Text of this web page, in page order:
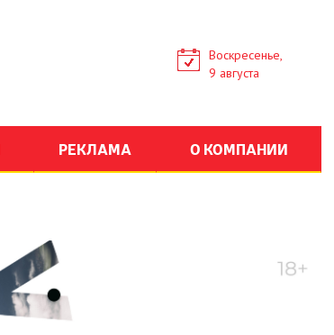
Воскресенье,
9 августа
РЕКЛАМА О КОМПАНИИ